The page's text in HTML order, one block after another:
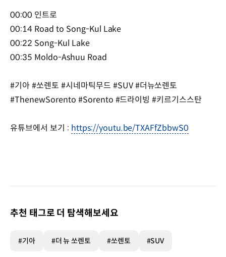
00:00 인트로
00:14 Road to Song-Kul Lake
00:22 Song-Kul Lake
00:35 Moldo-Ashuu Road
#기아 #쏘렌토 #시네마틱무드 #SUV #더뉴쏘렌토
#ThenewSorento #Sorento #드라이빙 #키르기스스탄
유튜브에서 보기 : https://youtu.be/TXAFfZbbwS0
추천 태그로 더 탐색해보세요
#기아 #더 뉴 쏘렌토 #쏘렌토 #SUV